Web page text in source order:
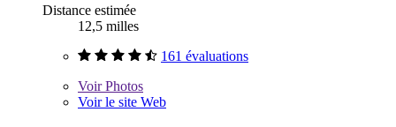
Distance estimée
12,5 milles
161 évaluations
VoirPhotos
Voir le site Web